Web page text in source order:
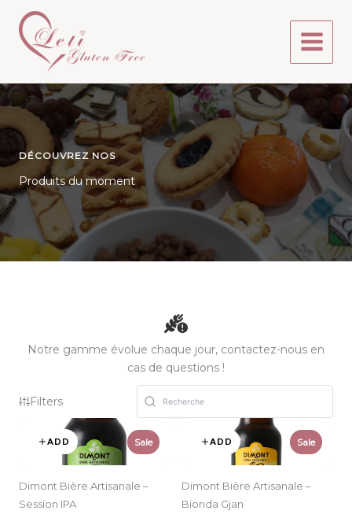
contenu
DÉCOUVREZ NOS
Produits du moment
Notre gamme évolue chaque jour, contactez-nous en
cas de questions !
Filters
ADD Sale
Dimont Bière Artisanale –
Session IPA
ADD Sale
Dimont Bière Artisanale –
Bionda Gjan